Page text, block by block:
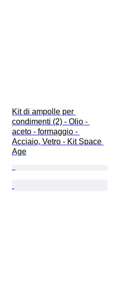
Kit di ampolle per
condimenti (2) - Olio -
aceto - formaggio -
Acciaio, Vetro - Kit Space
Age